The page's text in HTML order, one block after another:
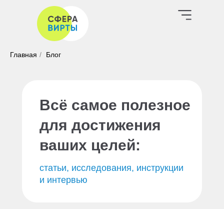
Главная / Блог
Всё самое полезное
для достижения
ваших целей:
статьи, исследования, инструкции
и интервью